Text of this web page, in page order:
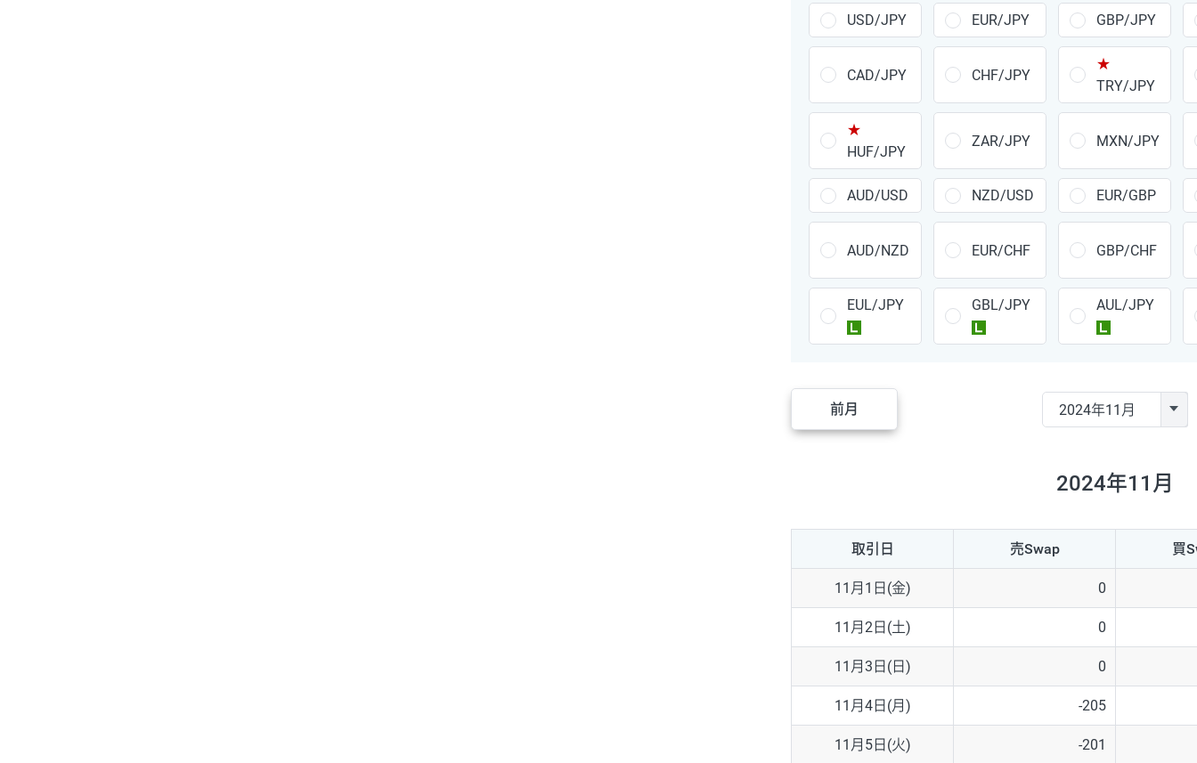
GBP/JPY 170円
AUD/JPY 106円
NZD/JPY 28円
CAD/JPY 38円
CHF/JPY 34円
PLN/JPY 35円
HUF/JPY 16円
ZAR/JPY 130円
MXN/JPY 140円
AUD/USD
NZD/USD 41円
EUR/GBP 71円
EUR/AUD 103円
GBP/AUD 43円
AUD/NZD 66円
USD/JPY EUR/JPY GBP/JPY
CAD/JPY CHF/JPY
★
TRY/JPY
★
HUF/JPY
ZAR/JPY MXN/JPY
AUD/USD NZD/USD EUR/GBP
AUD/NZD EUR/CHF GBP/CHF
EUL/JPY
GBL/JPY
AUL/JPY
前月
2024年11月
取引日 売Swap 買
11月1日(金) 0
11月2日(土) 0
11月3日(日) 0
11月4日(月) -205
11月5日(火) -201